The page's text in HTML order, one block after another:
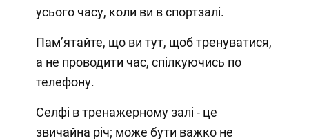
усього часу, коли ви в спортзалі.
Пам’ятайте, що ви тут, щоб тренуватися,
а не проводити час, спілкуючись по
телефону.
Селфі в тренажерному залі - це
звичайна річ; може бути важко не